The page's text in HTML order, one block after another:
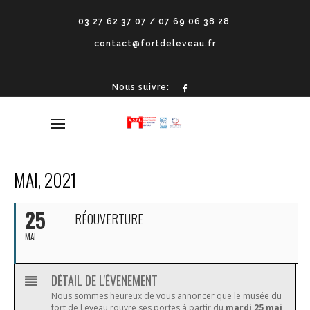
03 27 62 37 07 / 07 69 06 38 28
contact@fortdeleveau.fr
Nous suivre:
MAI, 2021
25
MAI
RÉOUVERTURE
DÉTAIL DE L'ÉVENEMENT
Nous sommes heureux de vous annoncer que le musée du